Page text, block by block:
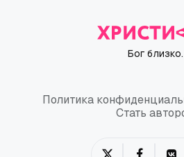
Бог близко.
Политика
Политика Стать